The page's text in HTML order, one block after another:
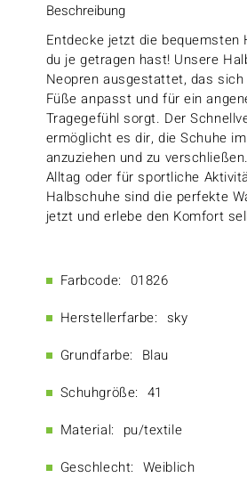
Beschreibung
Entdecke jetzt die bequemsten
du je getragen hast! Unsere
Neopren ausgestattet, das
Füße anpasst und für ein
Tragegefühl sorgt. Der
ermöglicht es dir, die Schuhe
anzuziehen und zu
Alltag oder für sportliche
Halbschuhe sind die perfekte
jetzt und erlebe den Komfort
Farbcode: 01826
Herstellerfarbe: sky
Grundfarbe: Blau
Schuhgröße: 41
Material: pu/textile
Geschlecht: Weiblich